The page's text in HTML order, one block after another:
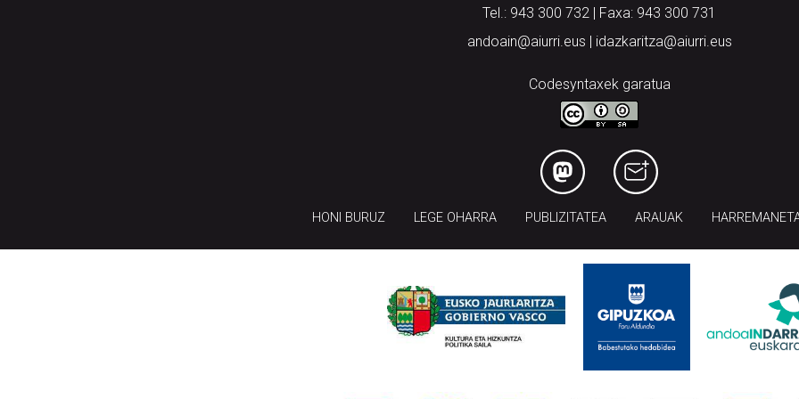
Tel.: 943 300 732 | Faxa: 943 300 731
andoain@aiurri.eus | idazkaritza@aiurri.eus
Codesyntaxek garatua
HONI BURUZ LEGE OHARRA PUBLIZITATEA ARAUAK